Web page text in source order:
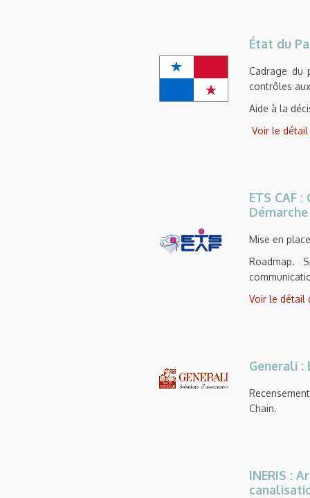
État du
Cadrage du
contrôles
Aide à la
Voir le
ETS CAF
Mise en
Roadmap.
Voir le détail
Generali
Chain.
INERIS :